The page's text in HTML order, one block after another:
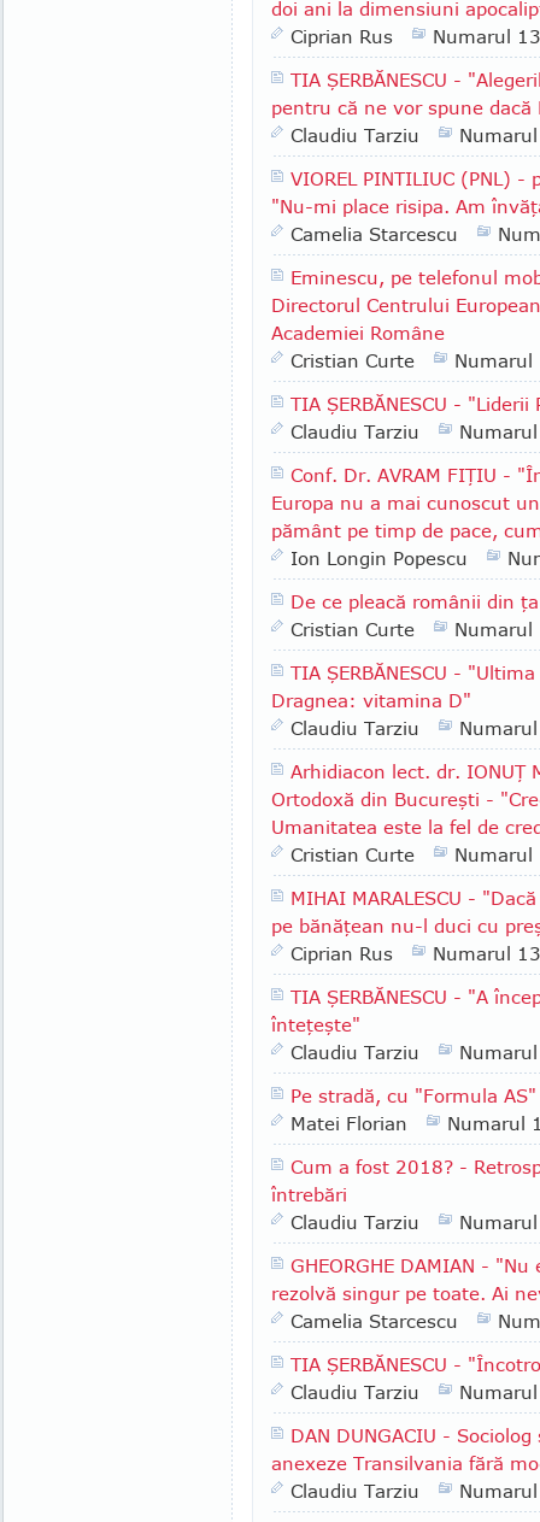
doi ani la dimensiuni
Ciprian Rus
Numarul
TIA ŞERBĂNESCU -
pentru că ne vor spune
Claudiu Tarziu
VIOREL PINTILIUC (PNL)
"Nu-mi place risipa. Am
Camelia Starcescu
Eminescu, pe telefonul
Directorul Centrului
Academiei Române
Cristian Curte
Numarul
TIA ŞERBĂNESCU -
Claudiu Tarziu
Conf. Dr. AVRAM FIŢIU -
Europa nu a mai cunoscut
pământ pe timp de pace,
Ion Longin Popescu
De ce pleacă românii din
Cristian Curte
Numarul
TIA ŞERBĂNESCU -
Dragnea: vitamina D"
Claudiu Tarziu
Arhidiacon lect. dr. IONUŢ
Ortodoxă din Bucureşti -
Umanitatea este la fel de
Cristian Curte
Numarul
MIHAI MARALESCU -
pe bănăţean nu-l duci cu
Ciprian Rus
Numarul
TIA ŞERBĂNESCU - "A
înteţeşte"
Claudiu Tarziu
Pe stradă, cu "Formula
Matei Florian
Numarul
Cum a fost 2018? -
întrebări
Claudiu Tarziu
GHEORGHE DAMIAN -
rezolvă singur pe toate. Ai
Camelia Starcescu
TIA ŞERBĂNESCU -
Claudiu Tarziu
DAN DUNGACIU -
anexeze Transilvania fără
Claudiu Tarziu